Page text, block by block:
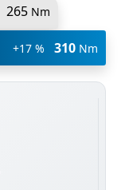
265 Nm
+17 % 310 Nm